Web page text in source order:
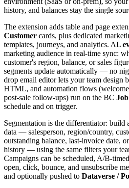
history, and balances stay the single
The extension adds table and page
Customer cards, plus dedicated
templates, journeys, and analytics. AL
marketing audience in real-time sync:
customer's region, balance, or sales
segments update automatically — no
drop email editor lets your team design
HTML, and automation flows (welcome
post-sale follow-ups) run on the BC
schedule and on trigger.
Segmentation is the differentiator: build
data — salesperson, region/country,
outstanding balance, last-invoice date,
history — using the same filters your
Campaigns can be scheduled, A/B-
open, click, bounce, and unsubscribe
and optionally pushed to Dataverse /